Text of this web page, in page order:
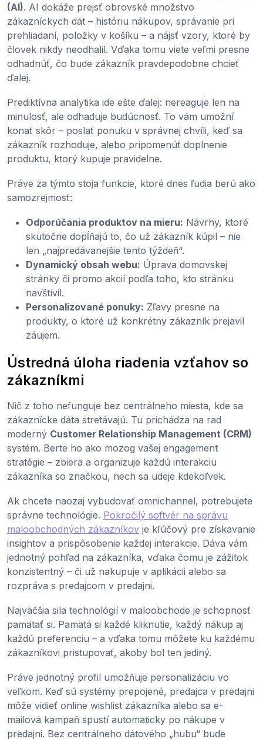
(AI). AI dokáže prejsť obrovské množstvo
zákazníckych dát – históriu nákupov, správanie pri
prehliadaní, položky v košíku – a nájsť vzory, ktoré by
človek nikdy neodhalil. Vďaka tomu viete veľmi presne
odhadnúť, čo bude zákazník pravdepodobne chcieť
ďalej.
Prediktívna analytika ide ešte ďalej: nereaguje len na
minulosť, ale odhaduje budúcnosť. To vám umožní
konať skôr – poslať ponuku v správnej chvíli, keď sa
zákazník rozhoduje, alebo pripomenúť doplnenie
produktu, ktorý kupuje pravidelne.
Práve za týmto stoja funkcie, ktoré dnes ľudia berú ako
samozrejmosť:
Odporúčania produktov na mieru: Návrhy, ktoré
skutočne dopĺňajú to, čo už zákazník kúpil – nie
len „najpredávanejšie tento týždeň“.
Dynamický obsah webu: Úprava domovskej
stránky či promo akcií podľa toho, kto stránku
navštívil.
Personalizované ponuky: Zľavy presne na
produkty, o ktoré už konkrétny zákazník prejavil
záujem.
Ústredná úloha riadenia vzťahov so
zákazníkmi
Nič z toho nefunguje bez centrálneho miesta, kde sa
zákaznícke dáta stretávajú. Tu prichádza na rad
moderný Customer Relationship Management (CRM)
systém. Berte ho ako mozog vašej engagement
stratégie – zbiera a organizuje každú interakciu
zákazníka so značkou, nech sa udeje kdekoľvek.
Ak chcete naozaj vybudovať omnichannel, potrebujete
správne technológie. Pokročilý softvér na správu
maloobchodných zákazníkov je kľúčový pre získavanie
insightov a prispôsobenie každej interakcie. Dáva vám
jednotný pohľad na zákazníka, vďaka čomu je zážitok
konzistentný – či už nakupuje v aplikácii alebo sa
rozpráva s predajcom v predajni.
Najväčšia sila technológií v maloobchode je schopnosť
pamätať si. Pamätá si každé kliknutie, každý nákup aj
každú preferenciu – a vďaka tomu môžete ku každému
zákazníkovi pristupovať, akoby bol ten jediný.
Práve jednotný profil umožňuje personalizáciu vo
veľkom. Keď sú systémy prepojené, predajca v predajni
môže vidieť online wishlist zákazníka alebo sa e-
mailová kampaň spustí automaticky po nákupe v
predajni. Bez centrálneho dátového „hubu“ bude